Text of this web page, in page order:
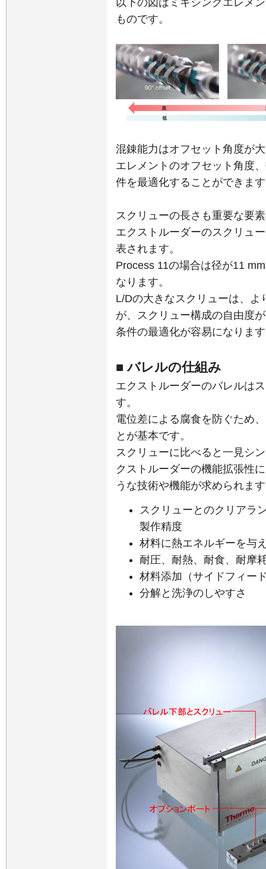
以下の図はミキシングエレメ
ものです。
混錬能力はオフセット角度が
エレメントのオフセット角度
件を最適化することができま
スクリューの長さも重要な要
エクストルーダーのスクリュ
表されます。
Process 11の場合は径が11
なります。
L/Dの大きなスクリューは、
が、スクリュー構成の自由度
条件の最適化が容易になりま
■ バレルの仕組み
エクストルーダーのバレルは
す。
電位差による腐食を防ぐため
とが基本です。
スクリューに比べると一見シ
クストルーダーの機能拡張性
うな技術や機能が求められま
スクリューとのクリアラ
製作精度
材料に熱エネルギーを与
耐圧、耐熱、耐食、耐摩
材料添加（サイドフィー
分解と洗浄のしやすさ